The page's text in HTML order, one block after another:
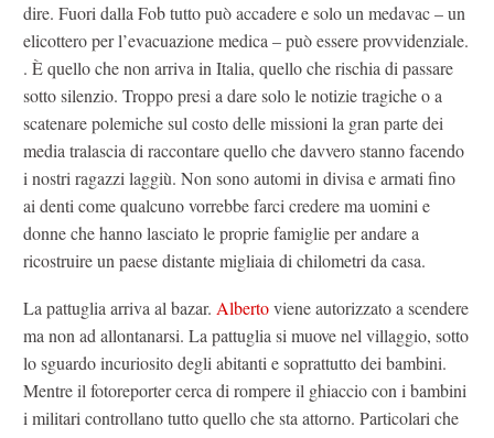
dire. Fuori dalla Fob tutto può accadere e solo un medavac – un
elicottero per l’evacuazione medica – può essere provvidenziale.
. È quello che non arriva in Italia, quello che rischia di passare
sotto silenzio. Troppo presi a dare solo le notizie tragiche o a
scatenare polemiche sul costo delle missioni la gran parte dei
media tralascia di raccontare quello che davvero stanno facendo
i nostri ragazzi laggiù. Non sono automi in divisa e armati fino
ai denti come qualcuno vorrebbe farci credere ma uomini e
donne che hanno lasciato le proprie famiglie per andare a
ricostruire un paese distante migliaia di chilometri da casa.
La pattuglia arriva al bazar. Albertoviene autorizzato a scendere
ma non ad allontanarsi. La pattuglia si muove nel villaggio, sotto
lo sguardo incuriosito degli abitanti e soprattutto dei bambini.
Mentre il fotoreporter cerca di rompere il ghiaccio con i bambini
i militari controllano tutto quello che sta attorno. Particolari che